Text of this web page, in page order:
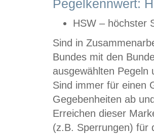
Pegelkennwert:
HSW – höchster
Sind in
Bundes mit den
ausgewählten
Sind immer für einen
Gegebenheiten ab
Erreichen dieser
(z.B. Sperrungen) für